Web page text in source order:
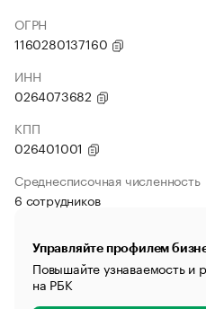
ОГРН
1160280137160
ИНН
0264073682
КПП
026401001
Среднесписочная численность
6 сотрудников
Управляйте профилем
Повышайте узнаваемость и
на РБК